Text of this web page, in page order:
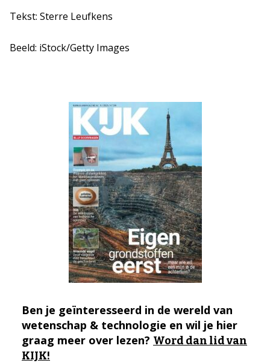
Tekst: Sterre Leufkens
Beeld: iStock/Getty Images
Ben je geïnteresseerd in de wereld van
wetenschap & technologie en wil je hier
graag meer over lezen? Word dan lid van
KIJK!